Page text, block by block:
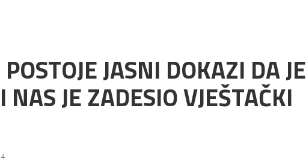
JASNI DOKAZI DA JE
NAS JE ZADESIO VJEŠTAČKI